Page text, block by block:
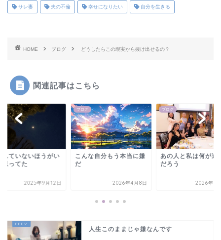
サレ妻 夫の不倫 幸せになりたい 自分を生きる
HOME ブログ どうしたらこの現実から抜け出せるの？
関連記事はこちら
んていないほうがい
思ってた
2025年9月12日
ブログ
こんな自分もう本当に嫌
だ
2026年4月8日
ブログ
あの人と私は何が違
だろう
2026年5
人生このままじゃ嫌なんです